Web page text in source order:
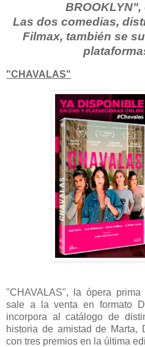
BROOKLYN",
Las dos comedias,
Filmax, también se
"CHAVALAS"
"CHAVALAS", la ópera
sale a la venta en formato
incorpora al catálogo de
historia de amistad de
con tres premios en la última